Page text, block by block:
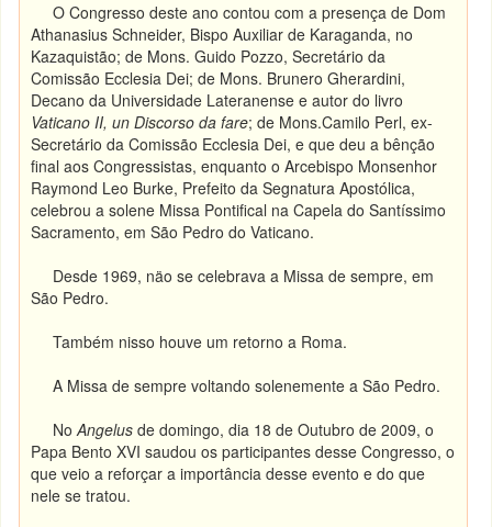
O Congresso deste ano contou com a presença de Dom
Athanasius Schneider, Bispo Auxiliar de Karaganda, no
Kazaquistão; de Mons. Guido Pozzo, Secretário da
Comissão Ecclesia Dei; de Mons. Brunero Gherardini,
Decano da Universidade Lateranense e autor do livro
Vaticano II, un Discorso da fare; de Mons.Camilo Perl, ex-
Secretário da Comissão Ecclesia Dei, e que deu a bênção
final aos Congressistas, enquanto o Arcebispo Monsenhor
Raymond Leo Burke, Prefeito da Segnatura Apostólica,
celebrou a solene Missa Pontifical na Capela do Santíssimo
Sacramento, em São Pedro do Vaticano.
Desde 1969, näo se celebrava a Missa de sempre, em
São Pedro.
Também nisso houve um retorno a Roma.
A Missa de sempre voltando solenemente a São Pedro.
NoAngelus de domingo, dia 18 de Outubro de 2009, o
Papa Bento XVI saudou os participantes desse Congresso, o
que veio a reforçar a importância desse evento e do que
nele se tratou.